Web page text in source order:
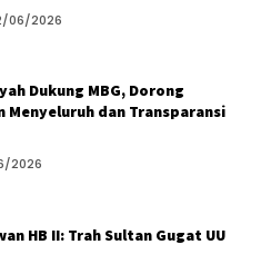
06/2026
Dukung MBG, Dorong
Menyeluruh dan Transparansi
2026
HB II: Trah Sultan Gugat UU